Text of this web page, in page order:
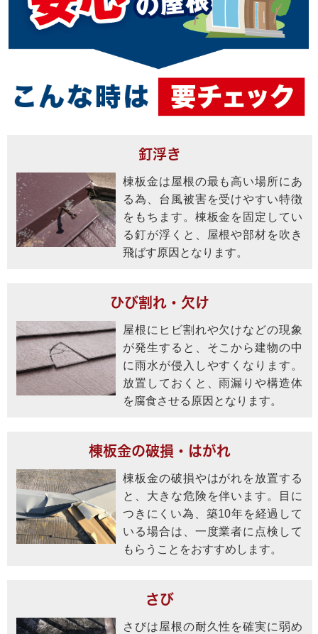
釘浮き
棟板金は屋根の最も高い場所にあ
る為、台風被害を受けやすい特徴
をもちます。棟板金を固定してい
る釘が浮くと、屋根や部材を吹き
飛ばす原因となります。
ひび割れ・欠け
屋根にヒビ割れや欠けなどの現象
が発生すると、そこから建物の中
に雨水が侵入しやすくなります。
放置しておくと、雨漏りや構造体
を腐食させる原因となります。
棟板金の破損・はがれ
棟板金の破損やはがれを放置する
と、大きな危険を伴います。目に
つきにくい為、築10年を経過して
いる場合は、一度業者に点検して
もらうことをおすすめします。
さび
さびは屋根の耐久性を確実に弱め